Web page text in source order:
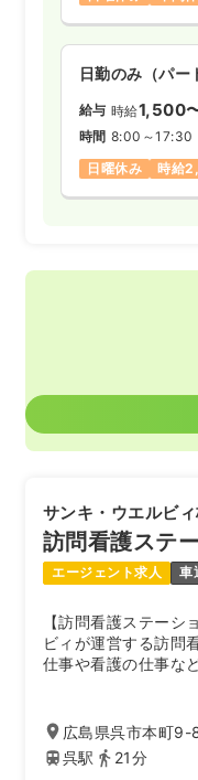
日勤のみ（パー
給与 時給1,500
時間 8:00～17:30
日曜休み
時給
サンキ・ウエルビ
訪問看護ステ
エージェント求人 車
【訪問看護ステー
ビィが運営する訪問
仕事や看護の仕事な
広島県呉市本町9-
呉駅
21分